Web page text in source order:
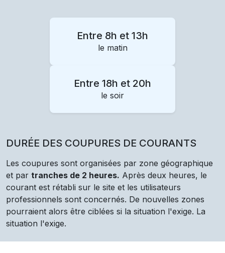
Entre 8h et 13h
le matin
Entre 18h et 20h
le soir
DURÉE DES COUPURES DE COURANTS
Les coupures sont organisées par zone géographique
et par tranches de 2 heures. Après deux heures, le
courant est rétabli sur le site et les utilisateurs
professionnels sont concernés. De nouvelles zones
pourraient alors être ciblées si la situation l'exige. La
situation l'exige.